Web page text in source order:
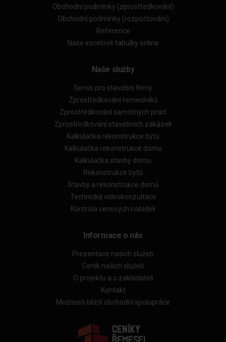
Obchodní podmínky (zprostředkování)
Obchodní podmínky (rozpočtování)
Reference
Naše excelové tabulky online
Naše služby
Servis pro stavební firmy
Zprostředkování řemeslníků
Zprostředkování samotných prací
Zprostředkování stavebních zakázek
Kalkulačka rekonstrukce bytu
Kalkulačka rekonstrukce domu
Kalkulačka stavby domu
Rekonstrukce bytů
Stavby a rekonstrukce domů
Technická videokonzultace
Kontrola cenových nabídek
Informace o nás
Prezentace našich služeb
Ceník našich služeb
O projektu a o zakladateli
Kontakt
Možnosti bližší obchodní spolupráce